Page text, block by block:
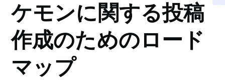
ケモンに関する投稿
作成のためのロード
マップ